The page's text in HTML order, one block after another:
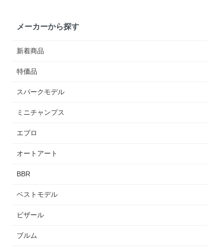
メーカーから探す
新着商品
特価品
スパークモデル
ミニチャンプス
エブロ
オートアート
BBR
ベストモデル
ビザール
ブルム